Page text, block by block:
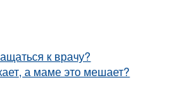
к врачу?
а маме это мешает?